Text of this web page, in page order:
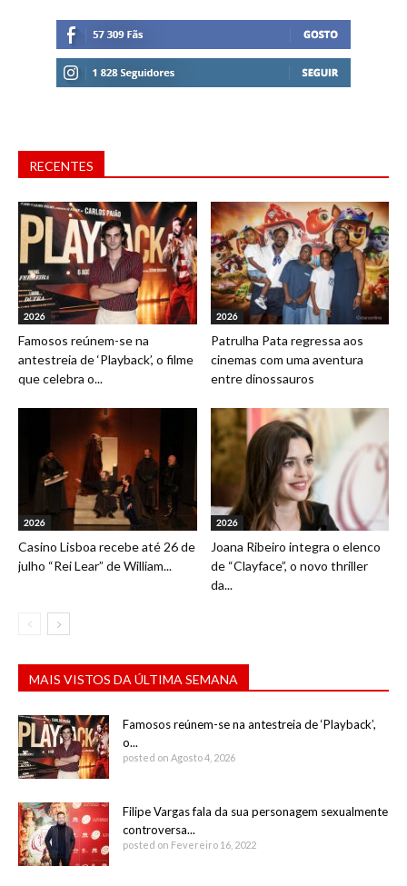
RECENTES
2026
Famosos reúnem-se na
antestreia de ‘Playback’, o filme
que celebra o...
2026
Patrulha Pata regressa aos
cinemas com uma aventura
entre dinossauros
2026
Casino Lisboa recebe até 26 de
julho “Rei Lear” de William...
2026
Joana Ribeiro integra o elenco
de “Clayface”, o novo thriller
da...
MAIS VISTOS DA ÚLTIMA SEMANA
Famosos reúnem-se na antestreia de ‘Playback’,
o...
posted on Agosto 4, 2026
Filipe Vargas fala da sua personagem sexualmente
controversa...
posted on Fevereiro 16, 2022